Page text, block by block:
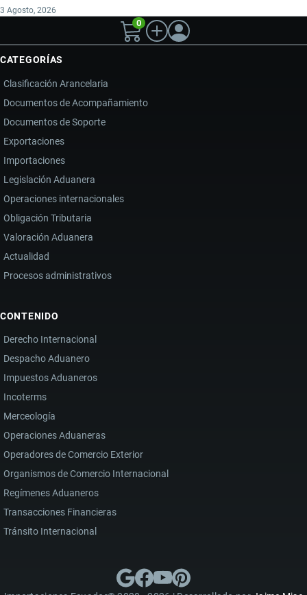
3 Agosto, 2026
0
CATEGORÍAS
Clasificación Arancelaria
Documentos de Acompañamiento
Documentos de Soporte
Exportaciones
Importaciones
Legislación Aduanera
Operaciones internacionales
Obligación Tributaria
Valoración Aduanera
Actualidad
Procesos administrativos
CONTENIDO
Derecho Internacional
Despacho Aduanero
Impuestos Aduaneros
Incoterms
Merceología
Operaciones Aduaneras
Operadores de Comercio Exterior
Organismos de Comercio Internacional
Regímenes Aduaneros
Transacciones Financieras
Tránsito Internacional